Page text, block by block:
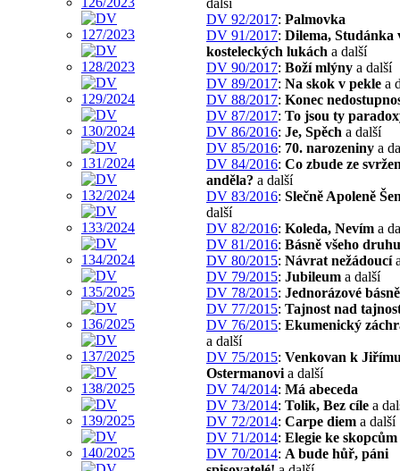
DV 92/2017: Palmovka
DV 91/2017: Dilema, Studánka
kosteleckých lukách a další
DV 90/2017: Boží mlýny a další
DV 89/2017: Na skok v pekle a
DV 88/2017: Konec
DV 87/2017: To jsou ty
DV 86/2016: Je, Spěch a další
DV 85/2016: 70. narozeniny a
DV 84/2016: Co zbude ze
anděla? a další
DV 83/2016: Slečně Apoleně
další
DV 82/2016: Koleda, Nevím a
DV 81/2016: Básně všeho druhu
DV 80/2015: Návrat nežádoucí
DV 79/2015: Jubileum a další
DV 78/2015: Jednorázové básně
DV 77/2015: Tajnost nad
DV 76/2015: Ekumenický
a další
DV 75/2015: Venkovan k
Ostermanovi a další
DV 74/2014: Má abeceda
DV 73/2014: Tolik, Bez cíle a
DV 72/2014: Carpe diem a další
DV 71/2014: Elegie ke skopcům
DV 70/2014: A bude hůř, páni